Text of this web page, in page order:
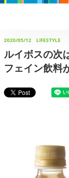
2020/05/12 LIFESTYLE
ルイボスの次
フェイン飲料